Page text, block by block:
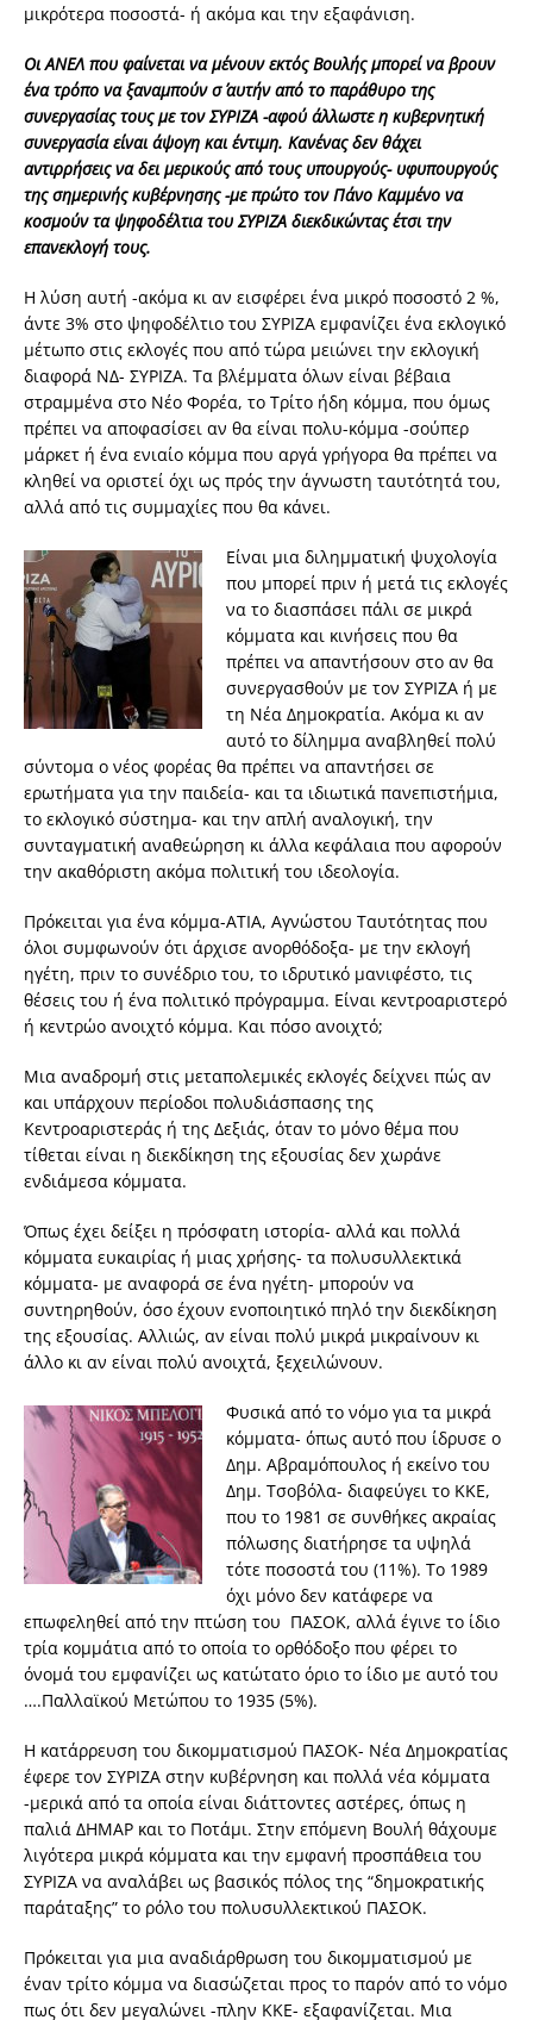
μικρότερα ποσοστά- ή ακόμα και την εξαφάνιση.
Οι ΑΝΕΛ που φαίνεται να μένουν εκτός Βουλής μπορεί να βρουν
ένα τρόπο να ξαναμπούν σ΄ αυτήν από το παράθυρο της
συνεργασίας τους με τον ΣΥΡΙΖΑ -αφού άλλωστε η κυβερνητική
συνεργασία είναι άψογη και έντιμη. Κανένας δεν θάχει
αντιρρήσεις να δει μερικούς από τους υπουργούς- υφυπουργούς
της σημερινής κυβέρνησης -με πρώτο τον Πάνο Καμμένο να
κοσμούν τα ψηφοδέλτια του ΣΥΡΙΖΑ διεκδικώντας έτσι την
επανεκλογή τους.
Η λύση αυτή -ακόμα κι αν εισφέρει ένα μικρό ποσοστό 2 %,
άντε 3% στο ψηφοδέλτιο του ΣΥΡΙΖΑ εμφανίζει ένα εκλογικό
μέτωπο στις εκλογές που από τώρα μειώνει την εκλογική
διαφορά ΝΔ- ΣΥΡΙΖΑ. Τα βλέμματα όλων είναι βέβαια
στραμμένα στο Νέο Φορέα, το Τρίτο ήδη κόμμα, που όμως
πρέπει να αποφασίσει αν θα είναι πολυ-κόμμα -σούπερ
μάρκετ ή ένα ενιαίο κόμμα που αργά γρήγορα θα πρέπει να
κληθεί να οριστεί όχι ως πρός την άγνωστη ταυτότητά του,
αλλά από τις συμμαχίες που θα κάνει.
Είναι μια διλημματική ψυχολογία
που μπορεί πριν ή μετά τις εκλογές
να το διασπάσει πάλι σε μικρά
κόμματα και κινήσεις που θα
πρέπει να απαντήσουν στο αν θα
συνεργασθούν με τον ΣΥΡΙΖΑ ή με
τη Νέα Δημοκρατία. Ακόμα κι αν
αυτό το δίλημμα αναβληθεί πολύ
σύντομα ο νέος φορέας θα πρέπει να απαντήσει σε
ερωτήματα για την παιδεία- και τα ιδιωτικά πανεπιστήμια,
το εκλογικό σύστημα- και την απλή αναλογική, την
συνταγματική αναθεώρηση κι άλλα κεφάλαια που αφορούν
την ακαθόριστη ακόμα πολιτική του ιδεολογία.
Πρόκειται για ένα κόμμα-ΑΤΙΑ, Αγνώστου Ταυτότητας που
όλοι συμφωνούν ότι άρχισε ανορθόδοξα- με την εκλογή
ηγέτη, πριν το συνέδριο του, το ιδρυτικό μανιφέστο, τις
θέσεις του ή ένα πολιτικό πρόγραμμα. Είναι κεντροαριστερό
ή κεντρώο ανοιχτό κόμμα. Και πόσο ανοιχτό;
Μια αναδρομή στις μεταπολεμικές εκλογές δείχνει πώς αν
και υπάρχουν περίοδοι πολυδιάσπασης της
Κεντροαριστεράς ή της Δεξιάς, όταν το μόνο θέμα που
τίθεται είναι η διεκδίκηση της εξουσίας δεν χωράνε
ενδιάμεσα κόμματα.
Όπως έχει δείξει η πρόσφατη ιστορία- αλλά και πολλά
κόμματα ευκαιρίας ή μιας χρήσης- τα πολυσυλλεκτικά
κόμματα- με αναφορά σε ένα ηγέτη- μπορούν να
συντηρηθούν, όσο έχουν ενοποιητικό πηλό την διεκδίκηση
της εξουσίας. Αλλιώς, αν είναι πολύ μικρά μικραίνουν κι
άλλο κι αν είναι πολύ ανοιχτά, ξεχειλώνουν.
Φυσικά από το νόμο για τα μικρά
κόμματα- όπως αυτό που ίδρυσε ο
Δημ. Αβραμόπουλος ή εκείνο του
Δημ. Τσοβόλα- διαφεύγει το ΚΚΕ,
που το 1981 σε συνθήκες ακραίας
πόλωσης διατήρησε τα υψηλά
τότε ποσοστά του (11%). Το 1989
όχι μόνο δεν κατάφερε να
επωφεληθεί από την πτώση του ΠΑΣΟΚ, αλλά έγινε το ίδιο
τρία κομμάτια από το οποία το ορθόδοξο που φέρει το
όνομά του εμφανίζει ως κατώτατο όριο το ίδιο με αυτό του
….Παλλαϊκού Μετώπου το 1935 (5%).
Η κατάρρευση του δικομματισμού ΠΑΣΟΚ- Νέα Δημοκρατίας
έφερε τον ΣΥΡΙΖΑ στην κυβέρνηση και πολλά νέα κόμματα
-μερικά από τα οποία είναι διάττοντες αστέρες, όπως η
παλιά ΔΗΜΑΡ και το Ποτάμι. Στην επόμενη Βουλή θάχουμε
λιγότερα μικρά κόμματα και την εμφανή προσπάθεια του
ΣΥΡΙΖΑ να αναλάβει ως βασικός πόλος της “δημοκρατικής
παράταξης” το ρόλο του πολυσυλλεκτικού ΠΑΣΟΚ.
Πρόκειται για μια αναδιάρθρωση του δικομματισμού με
έναν τρίτο κόμμα να διασώζεται προς το παρόν από το νόμο
πως ότι δεν μεγαλώνει -πλην ΚΚΕ- εξαφανίζεται. Μια